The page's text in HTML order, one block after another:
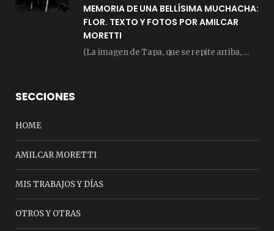
MEMORIA DE UNA BELLÍSIMA MUCHACHA:
FLOR. TEXTO Y FOTOS POR AMILCAR
MORETTI
(La imagen de Tapa, que se repite arriba, fue compuesta por Amilcar Moretti el viernes…
SECCIONES
HOME
AMILCAR MORETTI
MIS TRABAJOS Y DÍAS
OTROS Y OTRAS